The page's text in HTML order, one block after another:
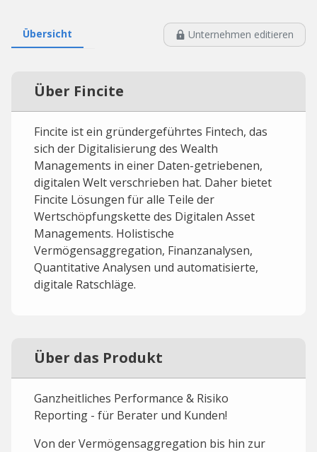
Übersicht Unternehmen editieren
Über Fincite
Fincite ist ein gründergeführtes Fintech, das
sich der Digitalisierung des Wealth
Managements in einer Daten-getriebenen,
digitalen Welt verschrieben hat. Daher bietet
Fincite Lösungen für alle Teile der
Wertschöpfungskette des Digitalen Asset
Managements. Holistische
Vermögensaggregation, Finanzanalysen,
Quantitative Analysen und automatisierte,
digitale Ratschläge.
Über das Produkt
Ganzheitliches Performance & Risiko
Reporting - für Berater und Kunden!
Von der Vermögensaggregation bis hin zur